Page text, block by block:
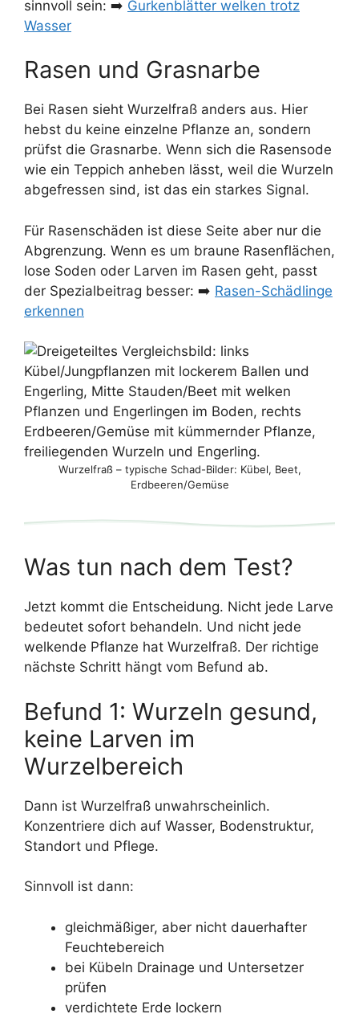
sinnvoll sein: ➡️ Gurkenblätter welken trotz
Wasser
Rasen und Grasnarbe
Bei Rasen sieht Wurzelfraß anders aus. Hier
hebst du keine einzelne Pflanze an, sondern
prüfst die Grasnarbe. Wenn sich die Rasensode
wie ein Teppich anheben lässt, weil die Wurzeln
abgefressen sind, ist das ein starkes Signal.
Für Rasenschäden ist diese Seite aber nur die
Abgrenzung. Wenn es um braune Rasenflächen,
lose Soden oder Larven im Rasen geht, passt
der Spezialbeitrag besser: ➡️ Rasen-Schädlinge
erkennen
Wurzelfraß – typische Schad-Bilder: Kübel, Beet,
Erdbeeren/Gemüse
Was tun nach dem Test?
Jetzt kommt die Entscheidung. Nicht jede Larve
bedeutet sofort behandeln. Und nicht jede
welkende Pflanze hat Wurzelfraß. Der richtige
nächste Schritt hängt vom Befund ab.
Befund 1: Wurzeln gesund,
keine Larven im
Wurzelbereich
Dann ist Wurzelfraß unwahrscheinlich.
Konzentriere dich auf Wasser, Bodenstruktur,
Standort und Pflege.
Sinnvoll ist dann:
gleichmäßiger, aber nicht dauerhafter
Feuchtebereich
bei Kübeln Drainage und Untersetzer
prüfen
verdichtete Erde lockern